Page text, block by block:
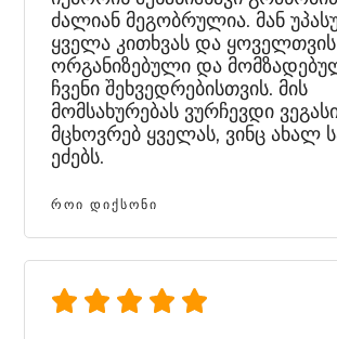
ძალიან მეგობრულია. მან
ყველა კითხვას და ყოველთვის
ორგანიზებული და
ჩვენი შეხვედრებისთვის. მის
მომსახურებას ვურჩევდი
მცხოვრებ ყველას, ვინც ახალ
ეძებს.
ᲠᲝᲘ ᲓᲘᲥᲡᲝᲜᲘ